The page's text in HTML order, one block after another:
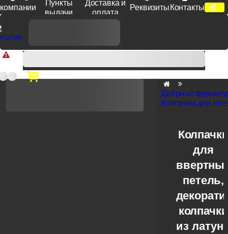
компании
Пункты
выдачи
Доставка и
оплата
Реквизиты Контакты
Доп. скидка от цен на сайте 7% при заказе от 50 тыс. руб
продукции Venezia, Fratelli, Tupai, Extreza, Melodia, Forme при
оплате по счету.
Дверная
Колпачки для
для
петель,
колпачки
из